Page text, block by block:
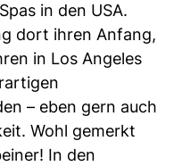
in den USA.
dort ihren Anfang,
in Los Angeles
– eben gern auch
Wohl gemerkt
In den